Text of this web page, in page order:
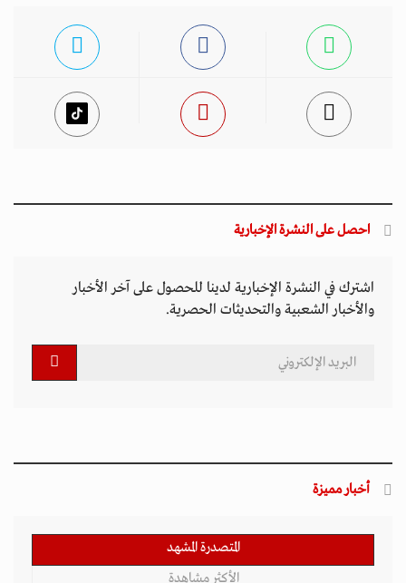
احصل على النشرة الإخبارية
اشترك في النشرة الإخبارية لدينا للحصول على آخر الأخبار
والأخبار الشعبية والتحديثات الحصرية.
أخبار مميزة
المتصدرة المشهد
الأكثر مشاهدة